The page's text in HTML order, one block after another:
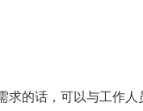
求的话，可以与工作